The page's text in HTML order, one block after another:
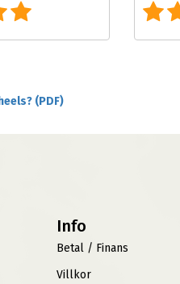
(PDF)
Info
Betal / Finans
Villkor